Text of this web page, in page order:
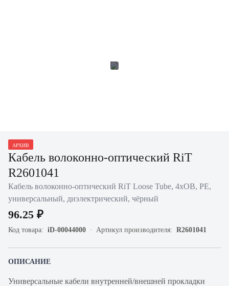
АРХИВ
Кабель волоконно-оптический RiT
R2601041
Кабель волоконно-оптический RiT Loose Tube, 4хОВ, PE,
универсальный, диэлектрический, чёрный
96.25 ₽
Код товара: iD-00044000 Артикул производителя: R2601041
ОПИСАНИЕ
Универсальные кабели внутренней/внешней прокладки